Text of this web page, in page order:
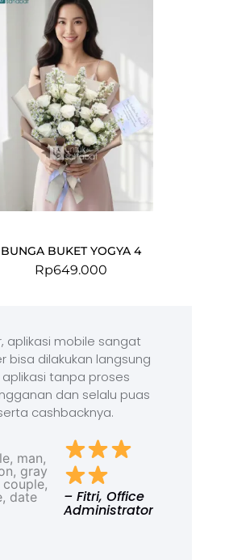
BUNGA BUKET YOGYA 4
Rp649.000
aplikasi mobile sangat
bisa dilakukan langsung
tanpa proses
dan selalu puas
cashbacknya.
– Fitri, Office
Administrator